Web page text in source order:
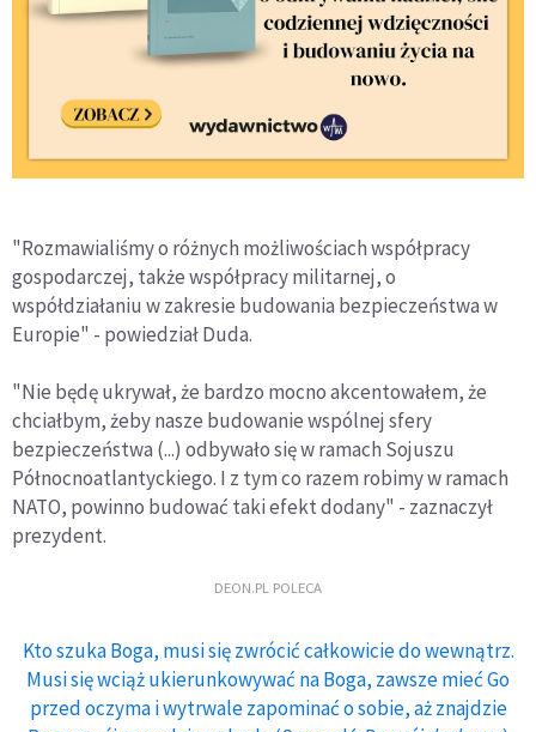
"Rozmawialiśmy o różnych możliwościach współpracy
gospodarczej, także współpracy militarnej, o
współdziałaniu w zakresie budowania bezpieczeństwa w
Europie" - powiedział Duda.
"Nie będę ukrywał, że bardzo mocno akcentowałem, że
chciałbym, żeby nasze budowanie wspólnej sfery
bezpieczeństwa (...) odbywało się w ramach Sojuszu
Północnoatlantyckiego. I z tym co razem robimy w ramach
NATO, powinno budować taki efekt dodany" - zaznaczył
prezydent.
DEON.PL POLECA
Kto szuka Boga, musi się zwrócić całkowicie do wewnątrz.
Musi się wciąż ukierunkowywać na Boga, zawsze mieć Go
przed oczyma i wytrwale zapominać o sobie, aż znajdzie